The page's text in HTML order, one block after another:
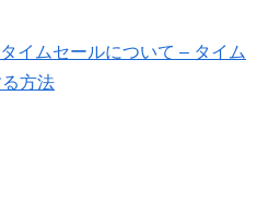
イムセールについて – タイム
方法